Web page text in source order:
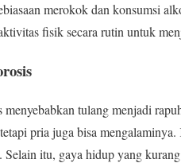
merokok dan konsumsi
fisik secara rutin untuk
menyebabkan tulang menjadi
pria juga bisa
Selain itu, gaya hidup yang